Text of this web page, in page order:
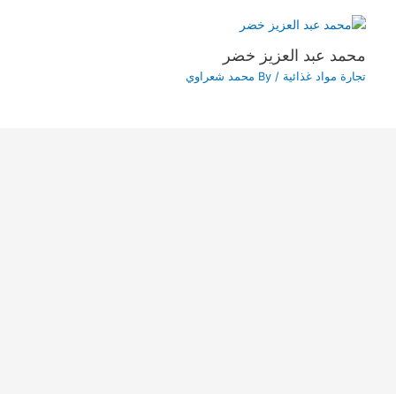
محمد عبد العزيز خضر
تجارة مواد غذائية / By محمد شعراوي